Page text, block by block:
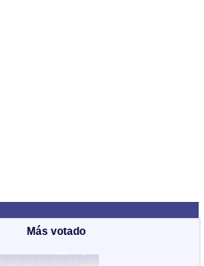
Más votado